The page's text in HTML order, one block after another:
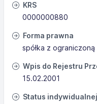
KRS
0000000880
Forma prawna
spółka z
Wpis do Rejestru
15.02.2001
Status